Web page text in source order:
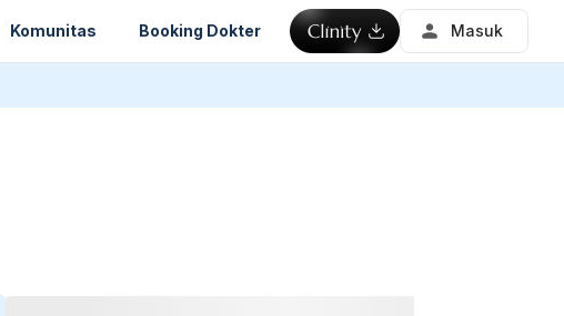
Komunitas Booking Dokter Masuk